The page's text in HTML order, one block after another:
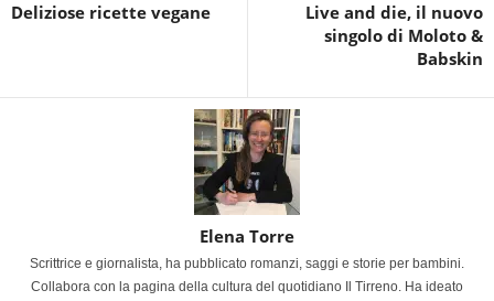
Deliziose ricette vegane
Live and die, il nuovo
singolo di Moloto &
Babskin
Elena Torre
Scrittrice e giornalista, ha pubblicato romanzi, saggi e storie per bambini.
Collabora con la pagina della cultura del quotidiano Il Tirreno. Ha ideato